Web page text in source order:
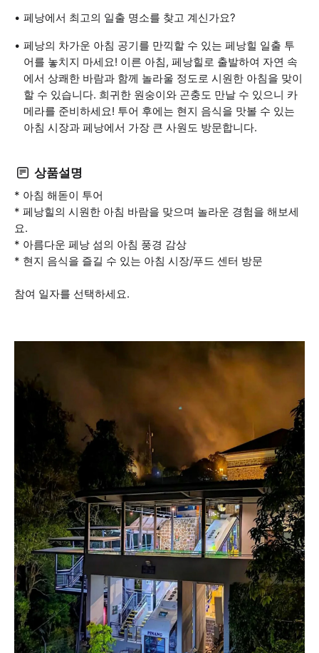
페낭에서 최고의 일출 명소를 찾고 계신가요?
페낭의 차가운 아침 공기를 만끽할 수 있는 페낭힐 일출 투
어를 놓치지 마세요! 이른 아침, 페낭힐로 출발하여 자연 속
에서 상쾌한 바람과 함께 놀라울 정도로 시원한 아침을 맞이
할 수 있습니다. 희귀한 원숭이와 곤충도 만날 수 있으니 카
메라를 준비하세요! 투어 후에는 현지 음식을 맛볼 수 있는
아침 시장과 페낭에서 가장 큰 사원도 방문합니다.
상품설명
* 아침 해돋이 투어
* 페낭힐의 시원한 아침 바람을 맞으며 놀라운 경험을 해보세
요.
* 아름다운 페낭 섬의 아침 풍경 감상
* 현지 음식을 즐길 수 있는 아침 시장/푸드 센터 방문
참여 일자를 선택하세요.